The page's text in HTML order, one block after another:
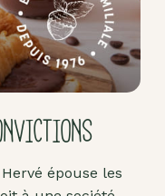
épouse les
Produits
lacto-
fermentés
Produits
Purées
fruits